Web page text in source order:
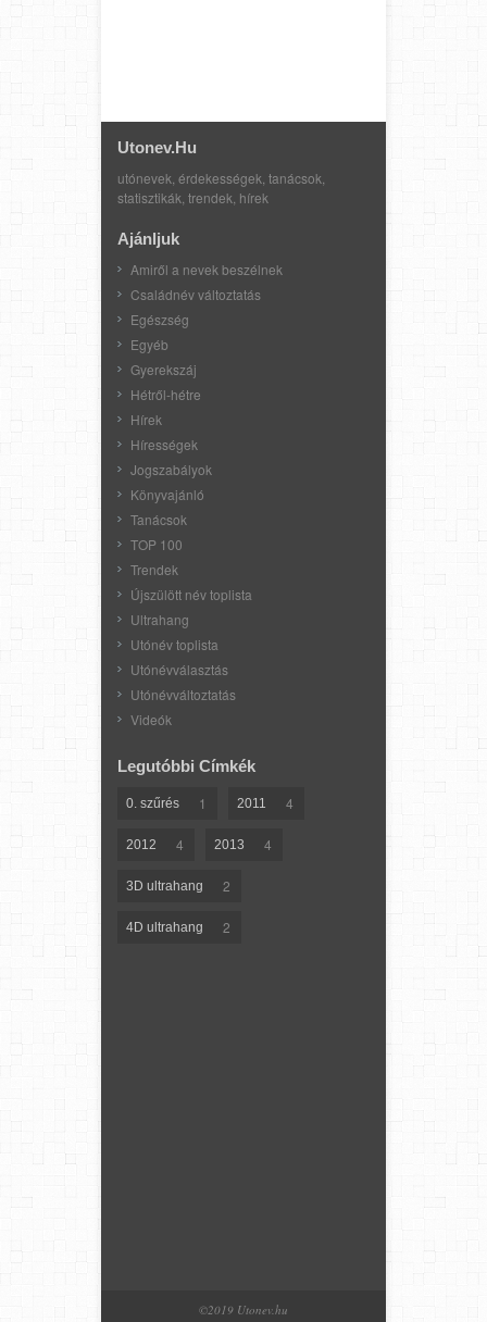
Utonev.hu
utónevek, érdekességek, tanácsok,
statisztikák, trendek, hírek
Ajánljuk
Amiről a nevek beszélnek
Családnév változtatás
Egészség
Egyéb
Gyerekszáj
Hétről-hétre
Hírek
Hírességek
Jogszabályok
Könyvajánló
Tanácsok
TOP 100
Trendek
Újszülött név toplista
Ultrahang
Utónév toplista
Utónévválasztás
Utónévváltoztatás
Videók
Legutóbbi Címkék
0. szűrés 1 2011 4
2012 4 2013 4
3D ultrahang 2
4D ultrahang 2
©2019 Utonev.hu